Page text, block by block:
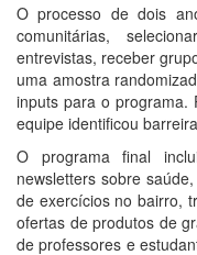
O processo de dois
comunitárias,
entrevistas, receber
uma amostra
inputs para o programa.
equipe identificou
O programa final
newsletters sobre
de exercícios no bairro,
ofertas de produtos de
de professores e